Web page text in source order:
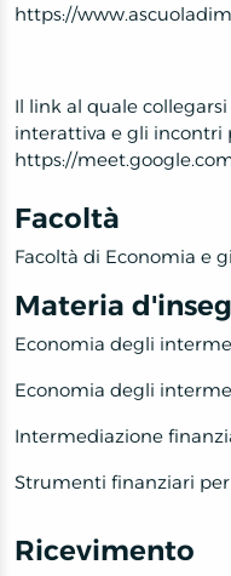
https://
Il link al quale
interattiva e gli incontri
https://
Facoltà
Facoltà di Economia e
Materia
Economia degli
Economia degli
Intermediazione
Strumenti finanziari
Ricevimento